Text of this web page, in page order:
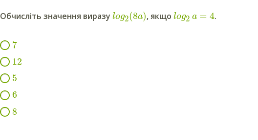
Обчисліть значення виразу log2(8a), якщоlog2 a = 4.
7
12
5
6
8